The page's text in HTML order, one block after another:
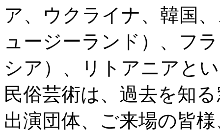
ア、ウクライナ、韓国
ュージーランド）、フ
シア）、リトアニアと
民俗芸術は、過去を知
出演団体、ご来場の皆